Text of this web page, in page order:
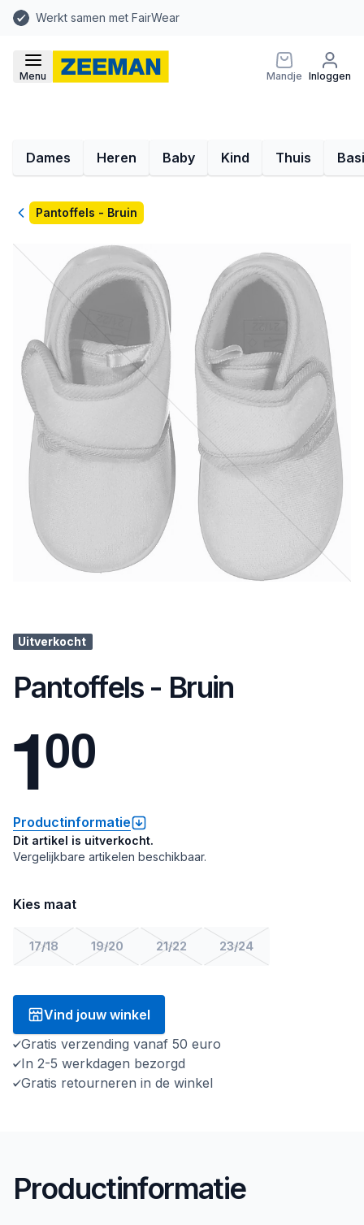
Werkt samen met FairWear
Menu Mandje Inloggen
Dames Heren Baby Kind Thuis
TerugPantoffels - Bruin
Uitverkocht
Pantoffels - Bruin
100
Productinformatie
Dit artikel is uitverkocht.
Vergelijkbare artikelen beschikbaar.
Kies maat
17/18 19/20 21/22 23/24
Vind jouw winkel
Gratis verzending vanaf 50 euro
In 2-5 werkdagen bezorgd
Gratis retourneren in de winkel
Productinformatie